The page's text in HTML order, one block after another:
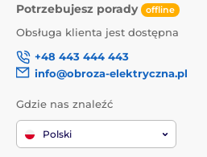
Potrzebujesz porady offline
Obsługa klienta jest dostępna
+48 443 444 443
info@obroza-elektryczna.pl
Gdzie nas znaleźć
Polski